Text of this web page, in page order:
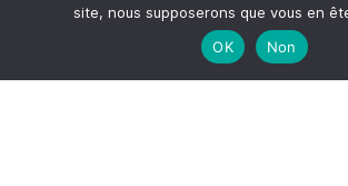
site, nous supposerons que vous en
OK
Non